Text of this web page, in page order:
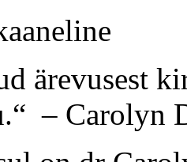
ärevusest
– Carolyn